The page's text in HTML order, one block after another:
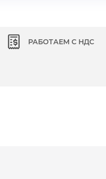
РАБОТАЕМ С НДС